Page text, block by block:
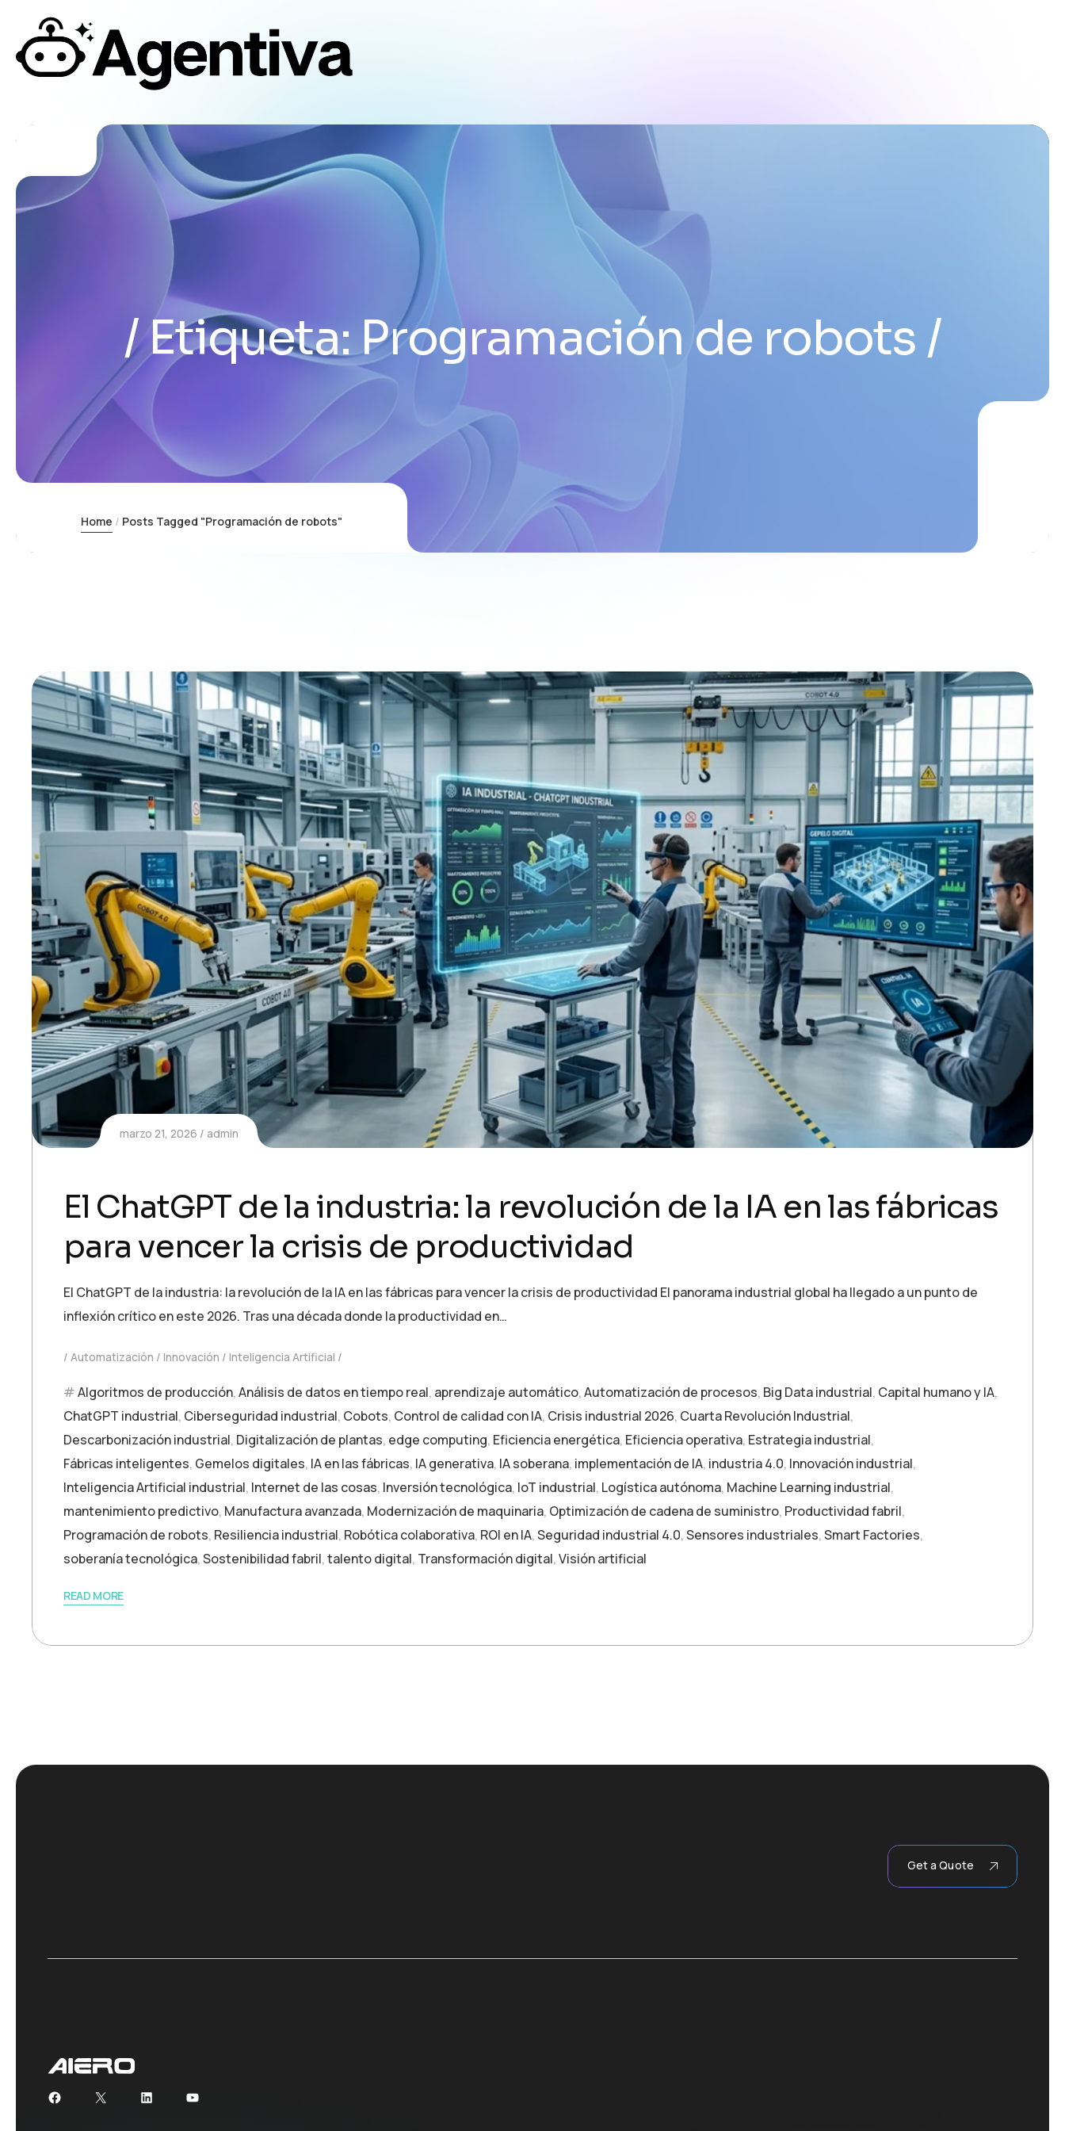
Etiqueta:Programación de robots
Home Posts Tagged "Programación de robots"
marzo 21, 2026 admin
El ChatGPT de la industria: la revolución de la IA en las fábricas
para vencer la crisis de productividad
El ChatGPT de la industria: la revolución de la IA en las fábricas para vencer la crisis de productividad El panorama industrial global ha llegado a un punto de
inflexión crítico en este 2026. Tras una década donde la productividad en…
Automatización Innovación Inteligencia Artificial
Algoritmos de producción,Análisis de datos en tiempo real, aprendizaje automático,Automatización de procesos, Big Data industrial, Capital humano y IA,
ChatGPT industrial, Ciberseguridad industrial, Cobots, Control de calidad con IA, Crisis industrial 2026, Cuarta Revolución Industrial,
Descarbonización industrial, Digitalización de plantas, edge computing, Eficiencia energética, Eficiencia operativa, Estrategia industrial,
Fábricas inteligentes, Gemelos digitales, IA en las fábricas, IA generativa, IA soberana, implementación de IA, industria 4.0, Innovación industrial,
Inteligencia Artificial industrial, Internet de las cosas, Inversión tecnológica, IoT industrial, Logística autónoma, Machine Learning industrial,
mantenimiento predictivo, Manufactura avanzada, Modernización de maquinaria, Optimización de cadena de suministro, Productividad fabril,
Programación de robots, Resiliencia industrial, Robótica colaborativa, ROI en IA,Seguridad industrial 4.0,Sensores industriales,Smart Factories,
soberanía tecnológica,Sostenibilidad fabril,talento digital, Transformación digital,Visión artificial
READ MORE
Get a Quote
Facebook
X LinkedInYouTube